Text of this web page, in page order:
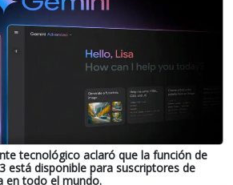
tecnológico aclaró que la función de
está disponible para suscriptores de
en todo el mundo.